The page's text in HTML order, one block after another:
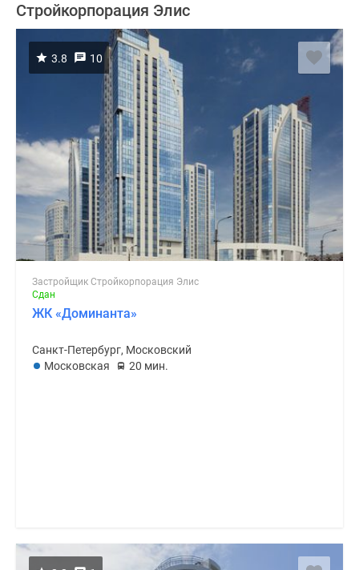
Стройкорпорация Элис
3.8 10
Застройщик Стройкорпорация Элис
Сдан
ЖК «Доминанта»
Санкт-Петербург, Московский
Московская
20 мин.